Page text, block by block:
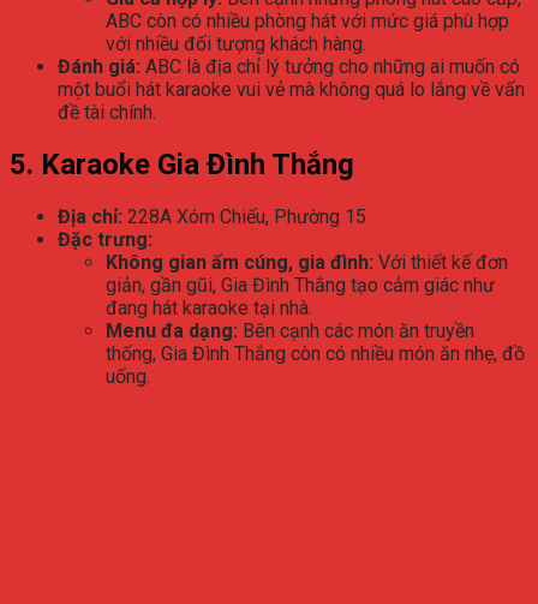
ABC còn có nhiều phòng hát với mức giá phù hợp
với nhiều đối tượng khách hàng.
Đánh giá: ABC là địa chỉ lý tưởng cho những ai muốn có
một buổi hát karaoke vui vẻ mà không quá lo lắng về vấn
đề tài chính.
5. Karaoke Gia Đình Thắng
Địa chỉ: 228A Xóm Chiếu, Phường 15
Đặc trưng:
Không gian ấm cúng, gia đình: Với thiết kế đơn
giản, gần gũi, Gia Đình Thắng tạo cảm giác như
đang hát karaoke tại nhà.
Menu đa dạng: Bên cạnh các món ăn truyền
thống, Gia Đình Thắng còn có nhiều món ăn nhẹ, đồ
uống.